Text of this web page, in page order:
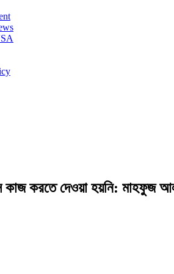
কাজ করতে দেওয়া হয়নি: মাহফুজ